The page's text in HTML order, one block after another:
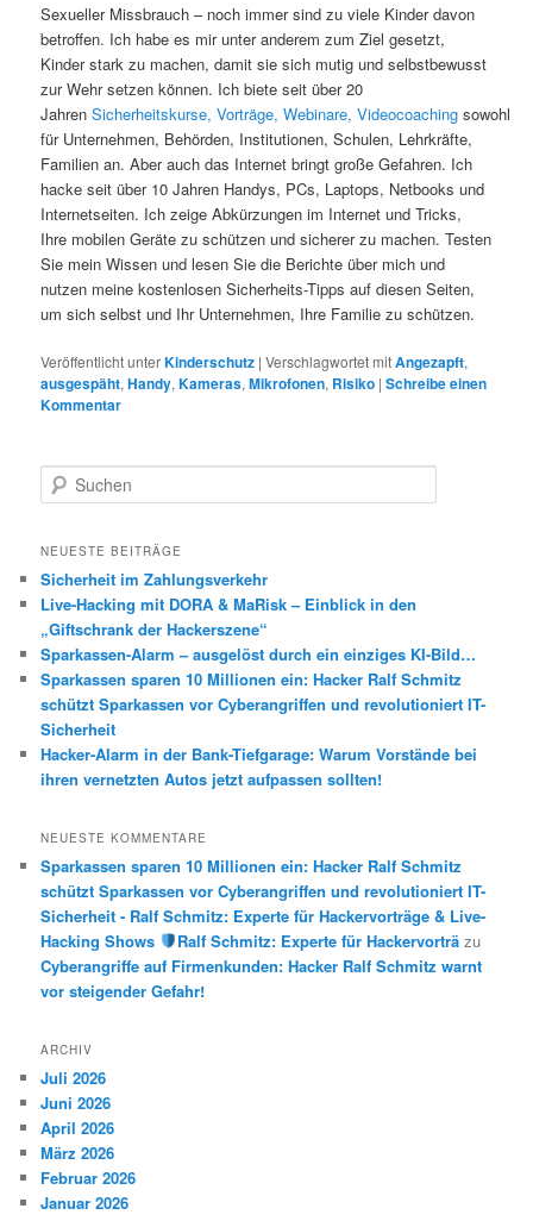
Sexueller Missbrauch – noch immer sind zu viele Kinder davon
betroffen. Ich habe es mir unter anderem zum Ziel gesetzt,
Kinder stark zu machen, damit sie sich mutig und selbstbewusst
zur Wehr setzen können. Ich biete seit über 20
JahrenSicherheitskurse, Vorträge, Webinare, Videocoaching sowohl
für Unternehmen, Behörden, Institutionen, Schulen, Lehrkräfte,
Familien an. Aber auch das Internet bringt große Gefahren. Ich
hacke seit über 10 Jahren Handys, PCs, Laptops, Netbooks und
Internetseiten. Ich zeige Abkürzungen im Internet und Tricks,
Ihre mobilen Geräte zu schützen und sicherer zu machen. Testen
Sie mein Wissen und lesen Sie die Berichte über mich und
nutzen meine kostenlosen Sicherheits-Tipps auf diesen Seiten,
um sich selbst und Ihr Unternehmen, Ihre Familie zu schützen.
Veröffentlicht unterKinderschutz |Verschlagwortet mitAngezapft,
ausgespäht,Handy,Kameras,Mikrofonen, Risiko |Schreibe einen
Kommentar
u
h
n
NEUESTE BEITRÄGE
Sicherheit im Zahlungsverkehr
Live-Hacking mit DORA & MaRisk – Einblick in den
„Giftschrank der Hackerszene“
Sparkassen-Alarm – ausgelöst durch ein einziges KI-Bild…
Sparkassen sparen 10 Millionen ein: Hacker Ralf Schmitz
schützt Sparkassen vor Cyberangriffen und revolutioniert IT-
Sicherheit
Hacker-Alarm in der Bank-Tiefgarage: Warum Vorstände bei
ihren vernetzten Autos jetzt aufpassen sollten!
NEUESTE KOMMENTARE
Sparkassen sparen 10 Millionen ein: Hacker Ralf Schmitz
schützt Sparkassen vor Cyberangriffen und revolutioniert IT-
Sicherheit - Ralf Schmitz: Experte für Hackervorträge & Live-
Hacking Shows
Ralf Schmitz: Experte für Hackervorträzu
Cyberangriffe auf Firmenkunden: Hacker Ralf Schmitz warnt
vor steigender Gefahr!
ARCHIV
Juli 2026
Juni 2026
April 2026
März 2026
Februar 2026
Januar 2026